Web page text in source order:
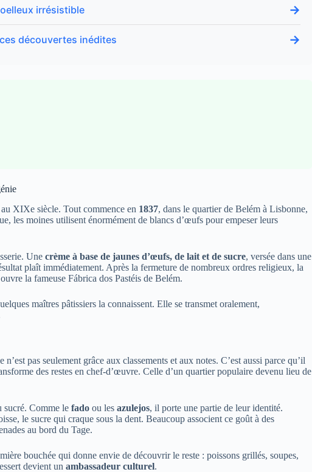
irrésistible →
découvertes inédites →
XIXe siècle. Tout commence en 1837, dans le quartier de Belém à Lisbonne,
les moines utilisent énormément de blancs d’œufs pour empeser leurs
Une crème à base de jaunes d’œufs, de lait et de sucre, versée dans une
plaît immédiatement. Après la fermeture de nombreux ordres religieux, la
la fameuse Fábrica dos Pastéis de Belém.
maîtres pâtissiers la connaissent. Elle se transmet oralement,
pas seulement grâce aux classements et aux notes. C’est aussi parce qu’il
des restes en chef-d’œuvre. Celle d’un quartier populaire devenu lieu de
sucré. Comme le fado ou les azulejos, il porte une partie de leur identité.
le sucre qui craque sous la dent. Beaucoup associent ce goût à des
au bord du Tage.
bouchée qui donne envie de découvrir le reste : poissons grillés, soupes,
devient un ambassadeur culturel.